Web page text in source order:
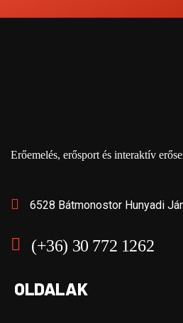
Erőemelés, erősport és interaktív
6528 Bátmonostor Hunyadi
(+36) 30 772 1262
OLDALAK